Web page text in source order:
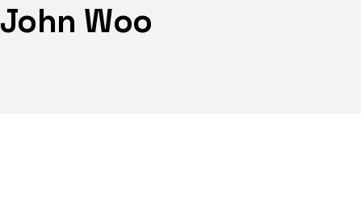
John Woo